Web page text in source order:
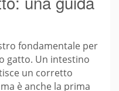
fondamentale per
gatto. Un intestino
un corretto
è anche la prima